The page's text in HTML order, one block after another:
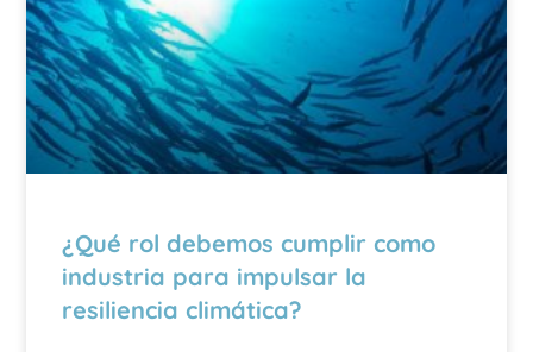
¿Qué rol debemos cumplir como
industria para impulsar la
resiliencia climática?